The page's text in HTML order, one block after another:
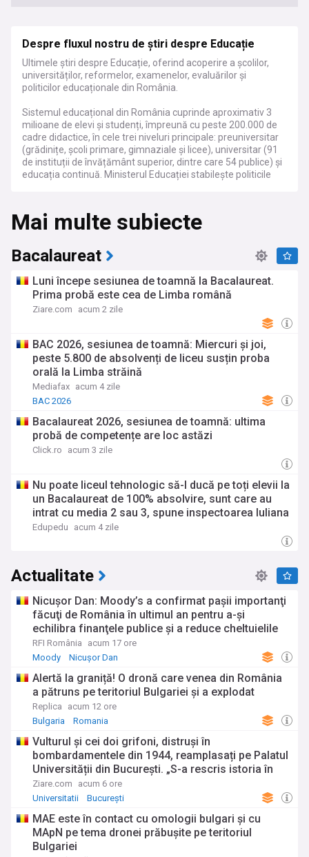
Despre fluxul nostru de știri despre Educație
Ultimele știri despre Educație, oferind acoperire a școlilor,
universităților, reformelor, examenelor, evaluărilor și
politicilor educaționale din România.
Sistemul educațional din România cuprinde aproximativ 3
milioane de elevi și studenți, împreună cu peste 200.000 de
cadre didactice, în cele trei niveluri principale: preuniversitar
(grădinițe, școli primare, gimnaziale și licee), universitar (91
de instituții de învățământ superior, dintre care 54 publice) și
educația continuă. Ministerul Educației stabilește politicile
colaborare cu diverse organisme consultative și instituții
specializate precum Agenția Română de Asigurare a
Română de Asigurare a Calității în Învățământul Superior
(ARACIS).
Printre dezvoltările recente în educația românească se
numără implementarea progresivă a noii legi a
învățământului preuniversitar și a legii învățământului
adaptarea la noile cerințe ale pieței muncii. Provocările
actuale includ digitalizarea procesului educațional,
abordarea abandonului școlar (care afectează aproximativ
15% dintre elevi, conform Institutului Național de Statistică),
îmbunătățirea rezultatelor la evaluările naționale și
adecvate—bugetul pentru educație reprezentând în prezent
aproximativ 3,2% din PIB, sub ținta asumată de 6%.
programul "Școala altfel", care oferă elevilor experiențe de
învățare non-formală, diverse competiții și olimpiade
naționale și internaționale, unde elevii români obțin frecvent
rezultate excelente la matematică, informatică și științe.
Programele de mobilitate precum Erasmus+ permit mii de
Copiii și Fundația Noi Orizonturi contribuie semnificativ la
îmbunătățirea accesului la educație de calitate în
comunitățile dezavantajate. Universitățile românești
dezvoltă parteneriate internaționale valoroase și atrag un
număr crescând de studenți străini, în special în domeniile
medicinei, IT și ingineriei.
Istoria educației românești datează de la primele școli
importante precum înființarea Academiei Domnești la
București și Iași în secolele XVII-XVIII, fondarea primelor
universități moderne la Iași (1860) și București (1864), și
reforma învățământului obligatoriu implementată de Spiru
extinderea accesului la educație, dar și ideologizarea
puternică a conținuturilor, în timp ce tranziția post-1989 a
însemnat reforme multiple, uneori contradictorii, în
încercarea de a adapta sistemul educațional la valorile
democratice și cerințele economiei de piață. Această
actuale despre direcția optimă pentru educația
românească.
Mai multe subiecte
Bacalaureat
Luni începe sesiunea de toamnă la Bacalaureat.
Prima probă este cea de Limba română
Ziare.com acum 2 zile
BAC 2026, sesiunea de toamnă: Miercuri și joi,
peste 5.800 de absolvenți de liceu susțin proba
orală la Limba străină
Mediafax acum 4 zile
BAC 2026
Bacalaureat 2026, sesiunea de toamnă: ultima
probă de competențe are loc astăzi
Click.ro acum 3 zile
Nu poate liceul tehnologic să-I ducă pe toți elevii la
un Bacalaureat de 100% absolvire, sunt care au
intrat cu media 2 sau 3, spune inspectoarea Iuliana
Țugui: Performanța trebuie măsurată și prin câți
Edupedu acum 4 zile
Actualitate
Nicuşor Dan: Moody’s a confirmat paşii importanţi
făcuţi de România în ultimul an pentru a-şi
echilibra finanţele publice şi a reduce cheltuielile
RFI România
acum 17 ore
Moody
Nicușor Dan
Alertă la graniță! O dronă care venea din România
a pătruns pe teritoriul Bulgariei și a explodat
Replica
acum 12 ore
Bulgaria
Romania
Vulturul și cei doi grifoni, distruși în
bombardamentele din 1944, reamplasați pe Palatul
Universității din București. „S-a rescris istoria în
centrul Capitalei"
Ziare.com
acum 6 ore
Universitatii
București
MAE este în contact cu omologii bulgari şi cu
MApN pe tema dronei prăbuşite pe teritoriul
Bulgariei